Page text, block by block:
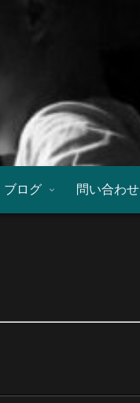
ブログ 問い合わせ